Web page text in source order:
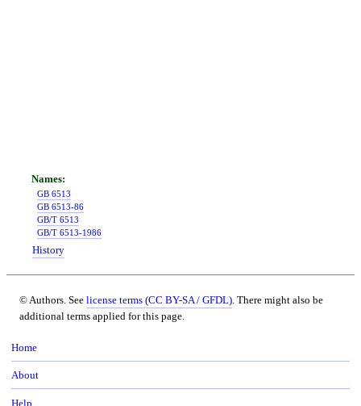
GB 6513
GB 6513-86
GB/T 6513
GB/T 6513-1986
History
© Authors. See license terms (CC BY-SA / GFDL). There might also be
additional terms applied for this page.
Home
About
Help